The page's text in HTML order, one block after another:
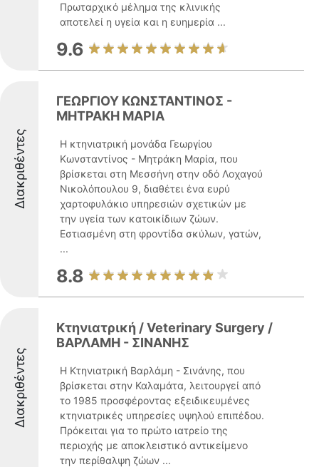
Πρωταρχικό μέλημα της κλινικής
αποτελεί η υγεία και η ευημερία ...
9.6
Διακριθέντες
ΓΕΩΡΓΙΟΥ ΚΩΝΣΤΑΝΤΙΝΟΣ -
ΜΗΤΡΑΚΗ ΜΑΡΙΑ
Η κτηνιατρική μονάδα Γεωργίου
Κωνσταντίνος - Μητράκη Μαρία, που
βρίσκεται στη Μεσσήνη στην οδό Λοχαγού
Νικολόπουλου 9, διαθέτει ένα ευρύ
χαρτοφυλάκιο υπηρεσιών σχετικών με
την υγεία των κατοικίδιων ζώων.
Εστιασμένη στη φροντίδα σκύλων, γατών,
...
8.8
Διακριθέντες
Κτηνιατρική / Veterinary Surgery /
ΒΑΡΛΑΜΗ - ΣΙΝΑΝΗΣ
Η Κτηνιατρική Βαρλάμη - Σινάνης, που
βρίσκεται στην Καλαμάτα, λειτουργεί από
το 1985 προσφέροντας εξειδικευμένες
κτηνιατρικές υπηρεσίες υψηλού επιπέδου.
Πρόκειται για το πρώτο ιατρείο της
περιοχής με αποκλειστικό αντικείμενο
την περίθαλψη ζώων ...